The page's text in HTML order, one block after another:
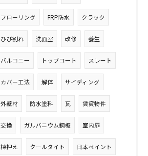
フローリング FRP防水 クラック
ひび割れ 洗面室 改修 養生
バルコニー トップコート スレート
カバー工法 解体 サイディング
外壁材 防水塗料 瓦 賃貸物件
交換 ガルバニウム鋼板 室内扉
棟押え クールタイト 日本ペイント